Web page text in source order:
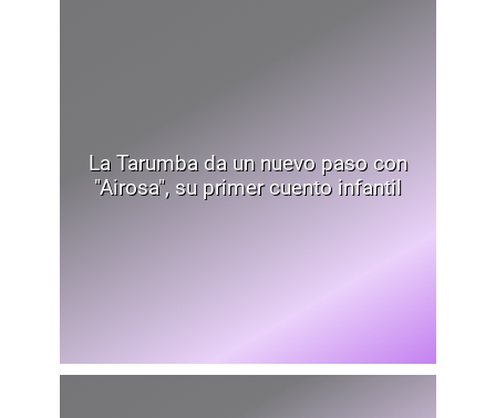
La Tarumba da un nuevo paso con
"Airosa", su primer cuento infantil